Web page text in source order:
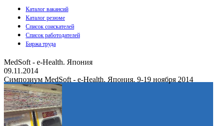
Каталог вакансий
Каталог резюме
Список соискателей
Список работодателей
Биржа труда
MedSoft - e-Health. Япония
09.11.2014
Симпозиум MedSoft - e-Health. Япония. 9-19 ноября 2014